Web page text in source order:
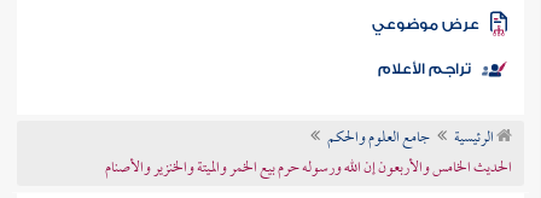
الكتب
موضوعي
تراجم الأعلام
الرئيسية
جامع العلوم والحكم
الحديث الخامس والأربعون إن الله ورسوله حرم بيع الخمر والميتة والخنزير والأصنام